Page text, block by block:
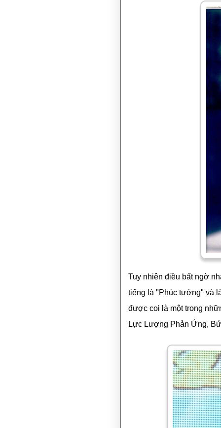
Tuy nhiên điều bất ngờ
tiếng là "Phúc tướng" và
được coi là một trong
Lực Lượng Phản Ứng,